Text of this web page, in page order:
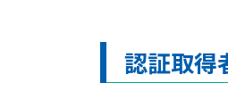
認証取得